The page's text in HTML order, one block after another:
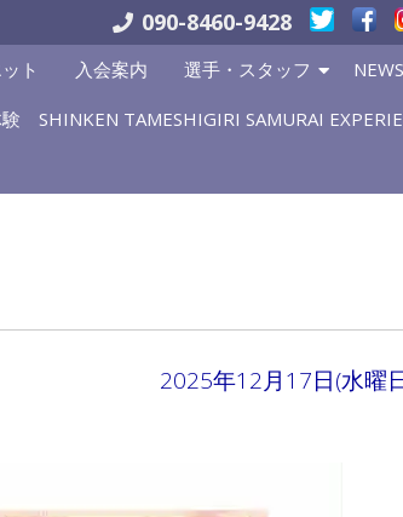
090-8460-9428
ト 入会案内 選手・スタッフ
SHINKEN TAMESHIGIRI SAMURAI
2025年12月17日(水曜